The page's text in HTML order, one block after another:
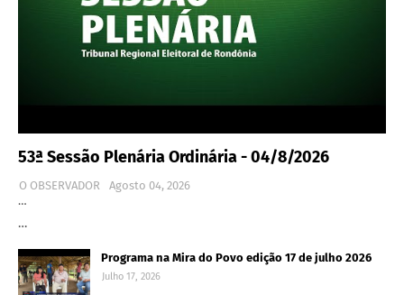
53ª Sessão Plenária Ordinária - 04/8/2026
O OBSERVADOR
Agosto 04, 2026
…
…
Programa na Mira do Povo edição 17 de julho 2026
Julho 17, 2026